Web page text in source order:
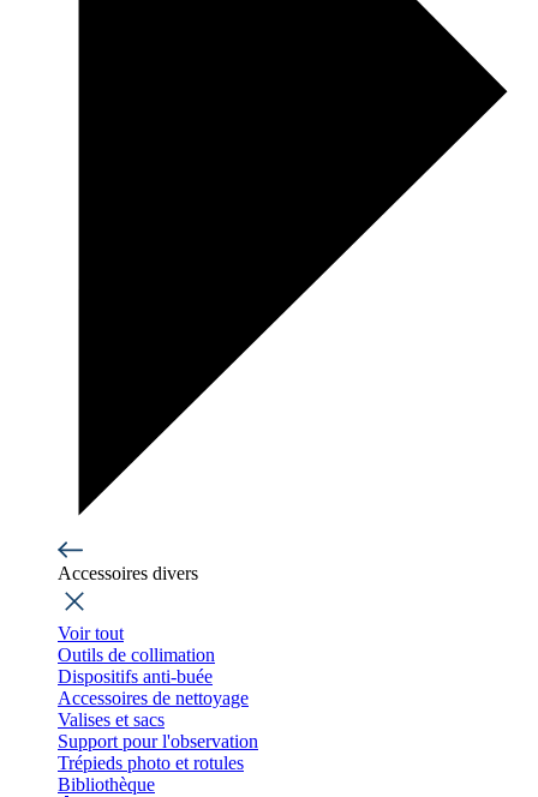
Accessoires divers
Voir tout
Outils de collimation
Dispositifs anti-buée
Accessoires de nettoyage
Valises et sacs
Support pour l'observation
Trépieds photo et rotules
Bibliothèque